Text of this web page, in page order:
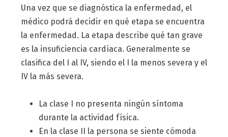
Una vez que se diagnóstica la enfermedad, el
médico podrá decidir en qué etapa se encuentra
la enfermedad. La etapa describe qué tan grave
es la insuficiencia cardíaca. Generalmente se
clasifica del I al IV, siendo el I la menos severa y el
IV la más severa.
La clase I no presenta ningún síntoma
durante la actividad física.
En la clase II la persona se siente cómoda